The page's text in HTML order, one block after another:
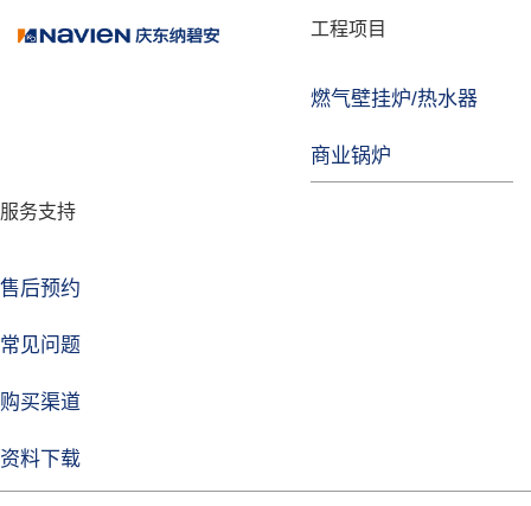
工程项目
燃气壁挂炉/热水器
商业锅炉
服务支持
售后预约
常见问题
购买渠道
资料下载
品牌故事
技术实力
企业动态
焦点注册Life
品牌视角